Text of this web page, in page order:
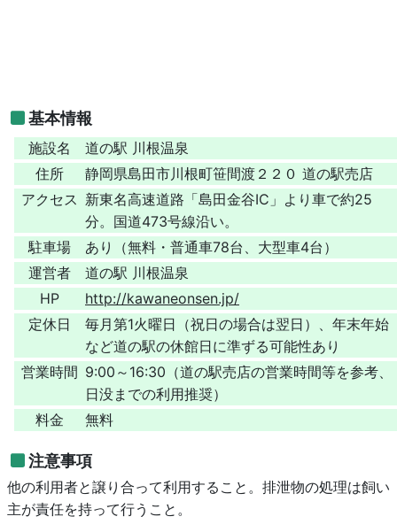
基本情報
施設名
道の駅 川根温泉
住所
静岡県島田市川根町笹間渡２２０ 道の駅売店
アクセス 新東名高速道路「島田金谷IC」より車で約25
分。国道473号線沿い。
駐車場
あり（無料・普通車78台、大型車4台）
運営者
道の駅 川根温泉
HP
http://kawaneonsen.jp/
定休日
毎月第1火曜日（祝日の場合は翌日）、年末年始
など道の駅の休館日に準ずる可能性あり
営業時間 9:00～16:30（道の駅売店の営業時間等を参考、
日没までの利用推奨）
料金
無料
注意事項
他の利用者と譲り合って利用すること。排泄物の処理は飼い
主が責任を持って行うこと。